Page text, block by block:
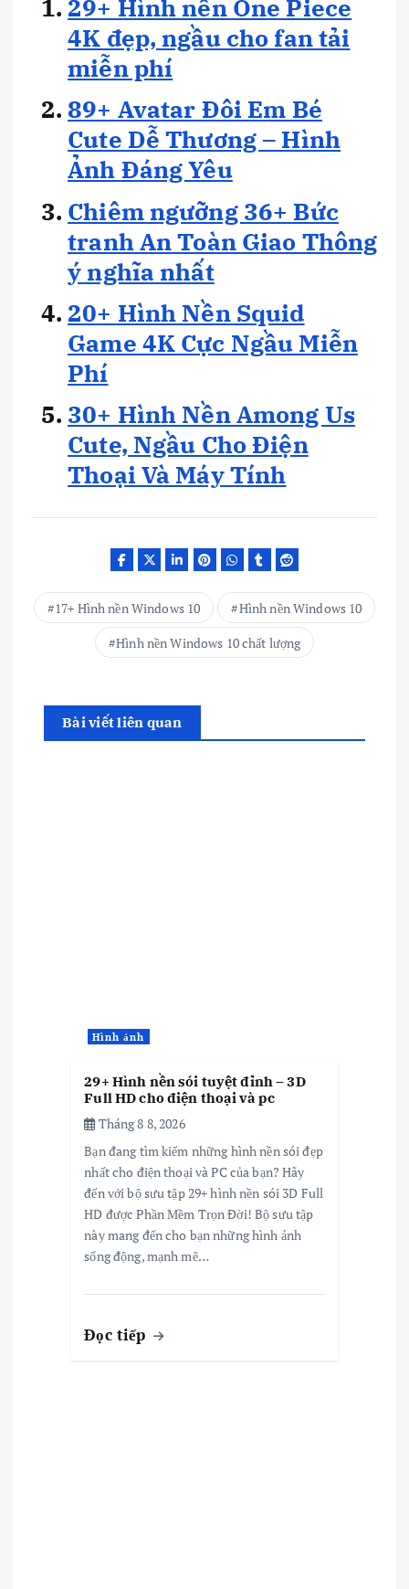
29+ Hình nền One Piece
4K đẹp, ngầu cho fan tải
miễn phí
89+ Avatar Đôi Em Bé
Cute Dễ Thương – Hình
Ảnh Đáng Yêu
Chiêm ngưỡng 36+ Bức
tranh An Toàn Giao Thông
ý nghĩa nhất
20+ Hình Nền Squid
Game 4K Cực Ngầu Miễn
Phí
30+ Hình Nền Among Us
Cute, Ngầu Cho Điện
Thoại Và Máy Tính
17+ Hình nền Windows 10
Hình nền Windows 10
Hình nền Windows 10 chất lượng
Bài viết liên quan
Hình ảnh
29+ Hình nền sói tuyệt đỉnh – 3D
Full HD cho điện thoại và pc
Tháng 8 8, 2026
Bạn đang tìm kiếm những hình nền sói đẹp
nhất cho điện thoại và PC của bạn? Hãy
đến với bộ sưu tập 29+ hình nền sói 3D Full
HD được Phần Mềm Trọn Đời! Bộ sưu tập
này mang đến cho bạn những hình ảnh
sống động, mạnh mẽ…
Đọc tiếp